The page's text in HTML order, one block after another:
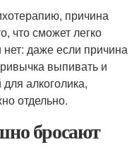
причина
что сможет легко
нет: даже если причина
выпивать и
алкоголика,
отдельно.
бросают